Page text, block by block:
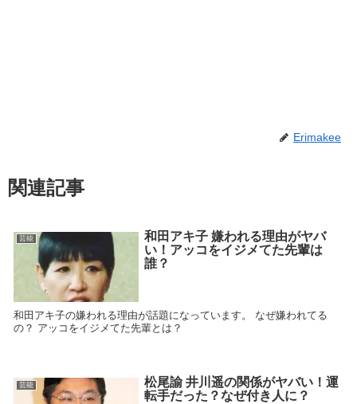
Erimakee
関連記事
芸能
和田アキ子 嫌われる理由がヤバ
い！アッコをイジメてた先輩は
誰？
和田アキ子の嫌われる理由が話題になっています。 なぜ嫌われてる
の？ アッコをイジメてた先輩とは？
芸能
松尾諭 井川遥の関係がヤバい！運
転手だった？なぜ付き人に？